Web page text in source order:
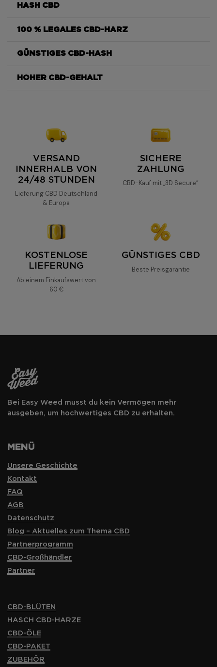
HASH CBD
100 % LEGALES CBD-HARZ
GÜNSTIGES CBD-HASH
schnell und
kostenlos
HOHER CBD-GEHALT
VERSAND
INNERHALB VON
24/48 STUNDEN
Lieferung CBD Deutschland
& Europa
SICHERE
ZAHLUNG
CBD-Kauf mit „3D Secure”
KOSTENLOSE
LIEFERUNG
Ab einem Einkaufswert von
60 €
GÜNSTIGES CBD
Beste Preisgarantie
Bei Easy Weed musst du kein Vermögen mehr
ausgeben, um hochwertiges CBD zu erhalten.
MENÜ
Unsere Geschichte
Kontakt
FAQ
AGB
Datenschutz
Blog – Aktuelles zum Thema CBD
Partnerprogramm
CBD-Großhändler
Partner
CBD-BLÜTEN
HASCH CBD-HARZE
CBD-ÖLE
CBD-PAKET
ZUBEHÖR